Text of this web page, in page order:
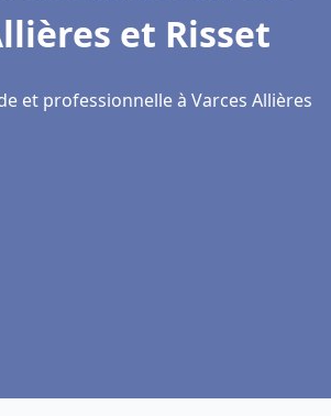
et Risset
et professionnelle à Varces Allières